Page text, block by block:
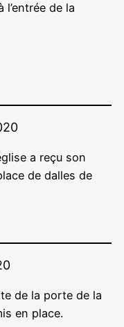
l’entrée de la
a reçu son
de dalles de
de la porte de la
en place.